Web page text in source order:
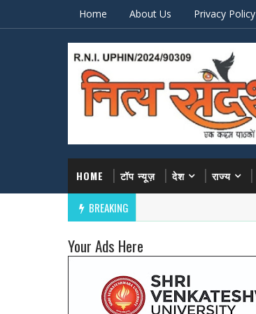
Home About Us Privacy Policy
HOME टॉप न्यूज़ देश राज्य
BREAKING
Your Ads Here